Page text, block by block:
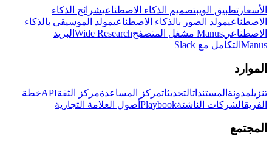
الأسعار تطبيق الويبتصميم الذكاء الاصطناعيشرائح الذكاء
الاصطناعيمولد الصور بالذكاء الاصطناعيمولد الموسيقى بالذكاء
الاصطناعيManus مشغل المتصفح Wide Research البريد
Manus التكامل مع Slack
الموارد
تنزيلمدونة المستنداتالتحديثاتمركز المساعدةمركز الثقةAPIخطة
الفريقالشركات الناشئةPlaybook أصول العلامة التجارية
المجتمع